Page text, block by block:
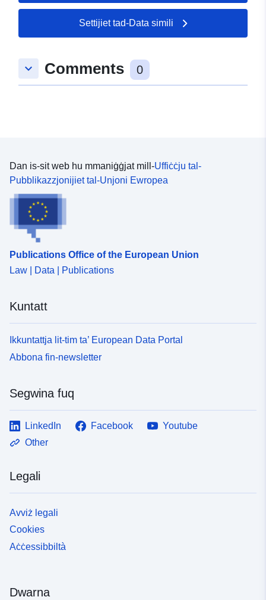
esperta tgħin biex titfa’ dawl fuq l-għarfien espert
imwettaq fil-qafas tal-PRN billi tispeċifika punti
ġenerali tal-PRN (eż. markaturi tal-għargħar, direzzjoni
tal-fluss, veloċità tal-fluss, eċċ.)
Settijiet tad-Data simili
keyboard_arrow_down Comments 0
Dan is-sit web hu mmaniġġjat mill-Uffiċċju tal-
Pubblikazzjonijiet tal-Unjoni Ewropea
Publications Office of the European Union
Law | Data | Publications
Kuntatt
Ikkuntattja lit-tim ta’ European Data Portal
Abbona fin-newsletter
Segwina fuq
LinkedIn Facebook
Youtube
Other
Legali
Avviż legali
Cookies
Aċċessibbiltà
Dwarna